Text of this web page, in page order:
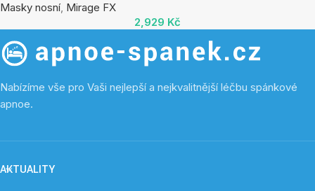
Masky nosní, Mirage FX
2,929 Kč
Nabízíme vše pro Vaši nejlepší a nejkvalitnější léčbu spánkové
apnoe.
AKTUALITY